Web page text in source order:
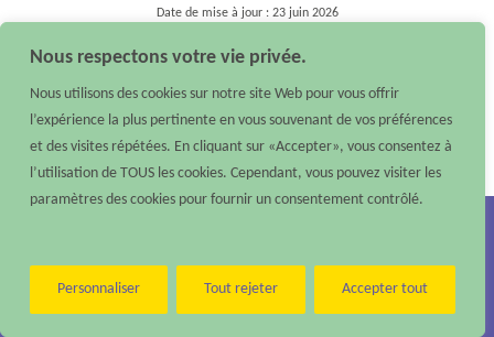
Nous respectons votre vie privée.
Nous utilisons des cookies sur notre site Web pour vous offrir
l’expérience la plus pertinente en vous souvenant de vos préférences
et des visites répétées. En cliquant sur «Accepter», vous consentez à
l’utilisation de TOUS les cookies. Cependant, vous pouvez visiter les
paramètres des cookies pour fournir un consentement contrôlé.
Personnaliser Tout rejeter Accepter tout
Date de mise à jour : 23 juin 2026
Réso’Pédia
2026 – Tous droits réservés – Réalisé parDigisanté